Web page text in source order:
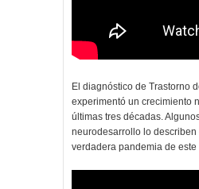
El diagnóstico de Trastorno
experimentó un crecimiento
últimas tres décadas.
neurodesarrollo lo describen
verdadera pandemia de este